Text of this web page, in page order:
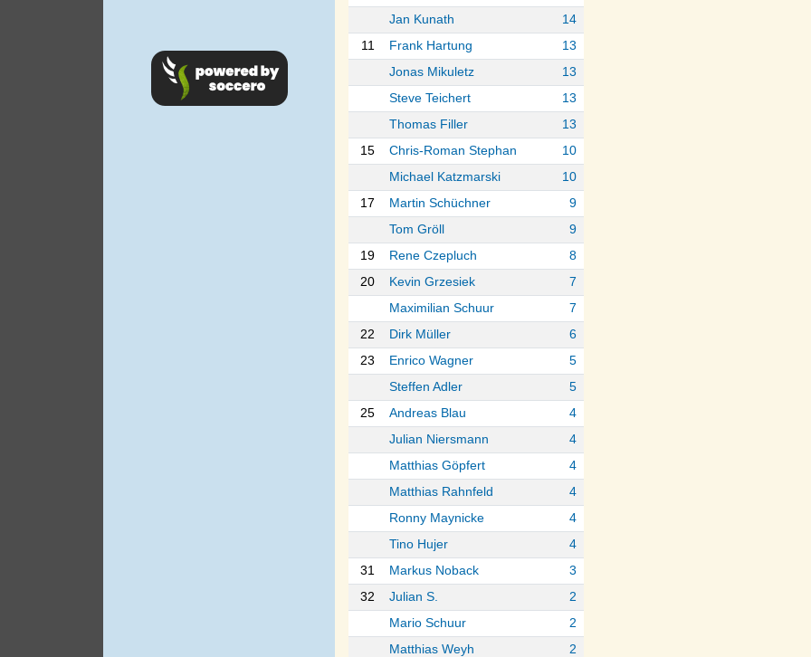
Jan Kunath
14
11
Frank Hartung
13
Jonas Mikuletz
13
Steve Teichert
13
Thomas Filler
13
15
Chris-Roman Stephan
10
Michael Katzmarski
10
17
Martin Schüchner
9
Tom Gröll
9
19
Rene Czepluch
8
20
Kevin Grzesiek
7
Maximilian Schuur
7
22
Dirk Müller
6
23
Enrico Wagner
5
Steffen Adler
5
25
Andreas Blau
4
Julian Niersmann
4
Matthias Göpfert
4
Matthias Rahnfeld
4
Ronny Maynicke
4
Tino Hujer
4
31
Markus Noback
3
32
Julian S.
2
Mario Schuur
2
Matthias Weyh
2